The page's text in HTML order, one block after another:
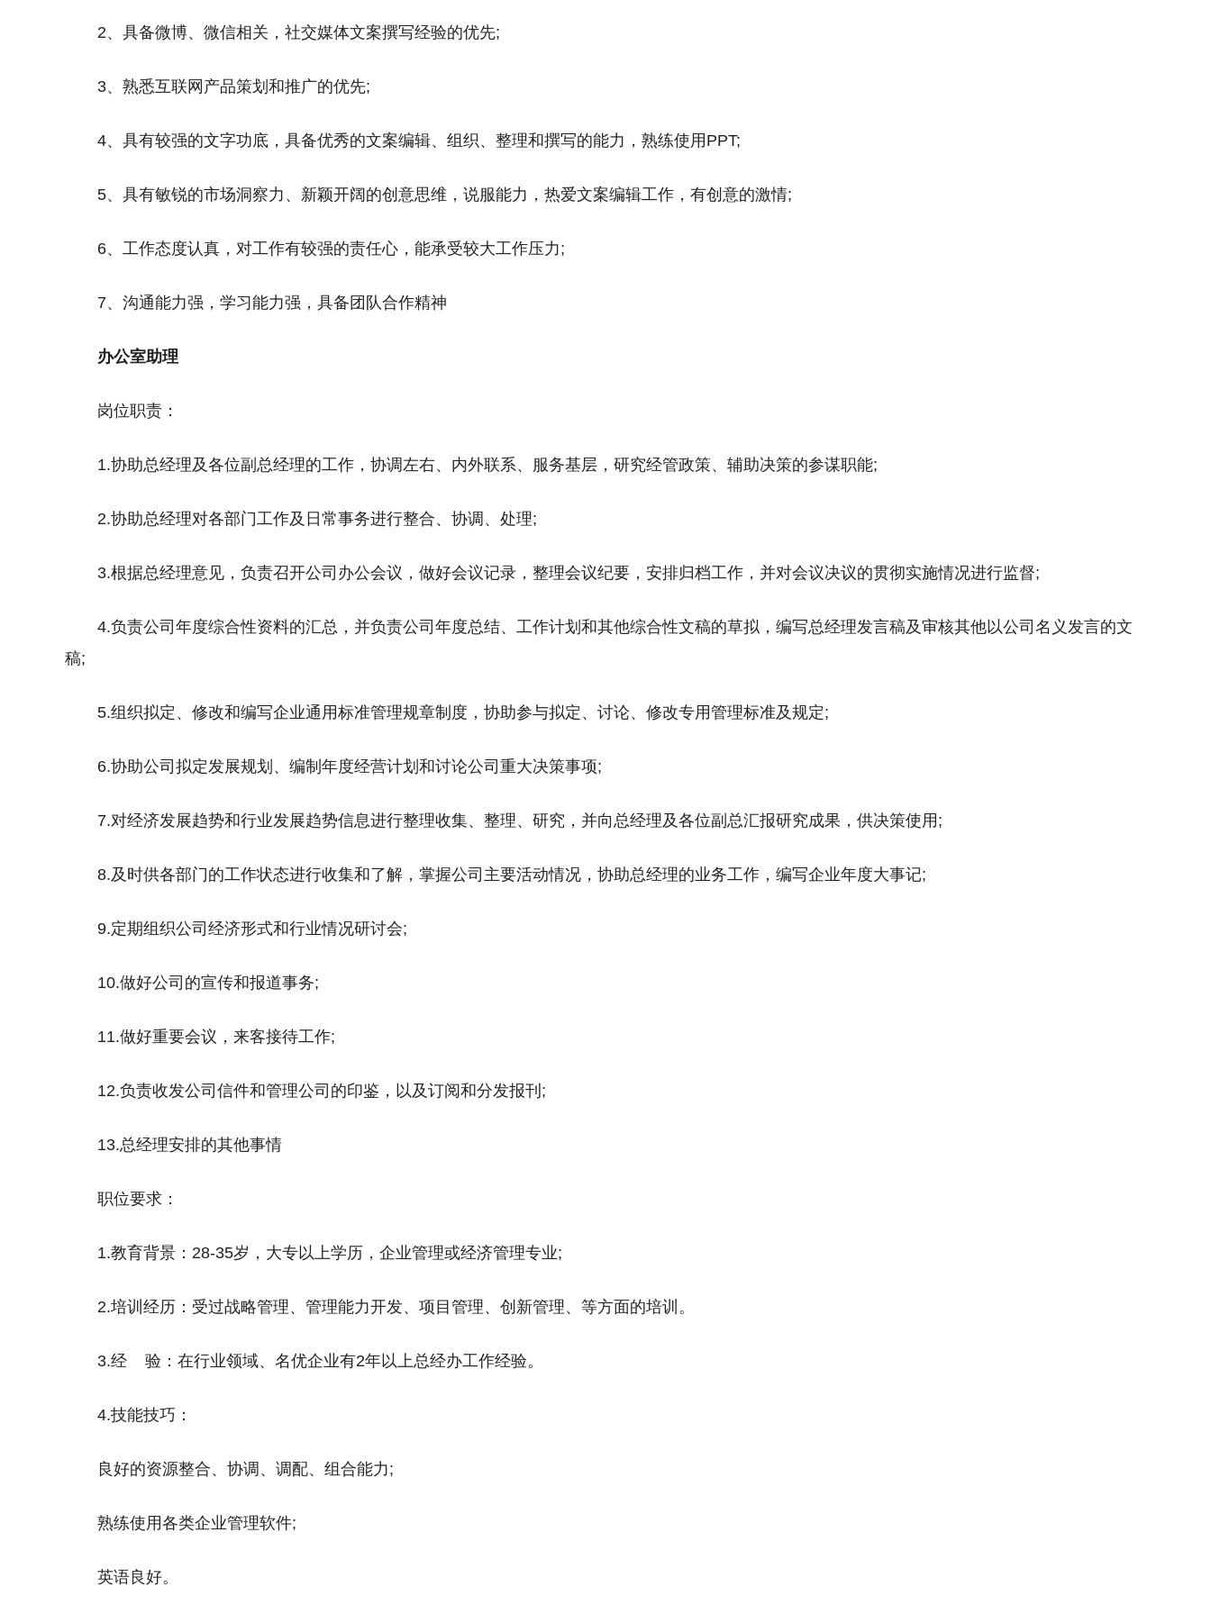
2、具备微博、微信相关，社交媒体文案撰写经验的优先;
3、熟悉互联网产品策划和推广的优先;
4、具有较强的文字功底，具备优秀的文案编辑、组织、整理和撰写的能力，熟练使用PPT;
5、具有敏锐的市场洞察力、新颖开阔的创意思维，说服能力，热爱文案编辑工作，有创意的激情;
6、工作态度认真，对工作有较强的责任心，能承受较大工作压力;
7、沟通能力强，学习能力强，具备团队合作精神
办公室助理
岗位职责：
1.协助总经理及各位副总经理的工作，协调左右、内外联系、服务基层，研究经管政策、辅助决策的参谋职能;
2.协助总经理对各部门工作及日常事务进行整合、协调、处理;
3.根据总经理意见，负责召开公司办公会议，做好会议记录，整理会议纪要，安排归档工作，并对会议决议的贯彻实施情况进行监督;
4.负责公司年度综合性资料的汇总，并负责公司年度总结、工作计划和其他综合性文稿的草拟，编写总经理发言稿及审核其他以公司名义发言的文
稿;
5.组织拟定、修改和编写企业通用标准管理规章制度，协助参与拟定、讨论、修改专用管理标准及规定;
6.协助公司拟定发展规划、编制年度经营计划和讨论公司重大决策事项;
7.对经济发展趋势和行业发展趋势信息进行整理收集、整理、研究，并向总经理及各位副总汇报研究成果，供决策使用;
8.及时供各部门的工作状态进行收集和了解，掌握公司主要活动情况，协助总经理的业务工作，编写企业年度大事记;
9.定期组织公司经济形式和行业情况研讨会;
10.做好公司的宣传和报道事务;
11.做好重要会议，来客接待工作;
12.负责收发公司信件和管理公司的印鉴，以及订阅和分发报刊;
13.总经理安排的其他事情
职位要求：
1.教育背景：28-35岁，大专以上学历，企业管理或经济管理专业;
2.培训经历：受过战略管理、管理能力开发、项目管理、创新管理、等方面的培训。
3.经 验：在行业领域、名优企业有2年以上总经办工作经验。
4.技能技巧：
良好的资源整合、协调、调配、组合能力;
熟练使用各类企业管理软件;
英语良好。